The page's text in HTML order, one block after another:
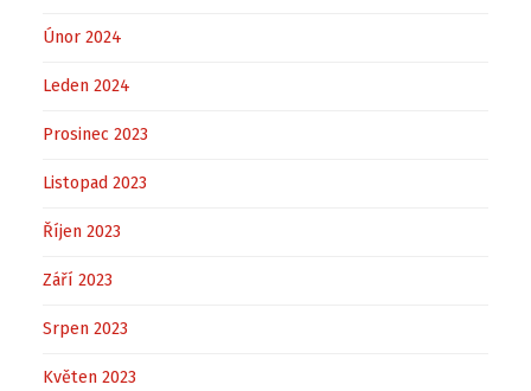
Únor 2024
Leden 2024
Prosinec 2023
Listopad 2023
Říjen 2023
Září 2023
Srpen 2023
Květen 2023